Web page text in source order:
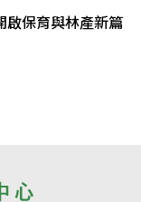
啟保育與林產新篇